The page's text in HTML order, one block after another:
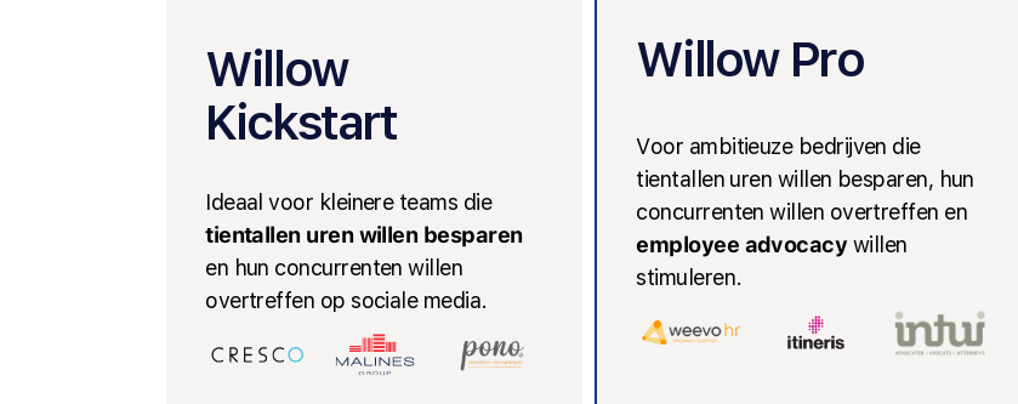
Willow
Kickstart
Ideaal voor kleinere teams die
tientallen uren willen besparen
en hun concurrenten willen
overtreffen op sociale media.
Willow Pro
Voor ambitieuze bedrijven die
tientallen uren willen besparen, hun
concurrenten willen overtreffen en
employee advocacy willen
stimuleren.